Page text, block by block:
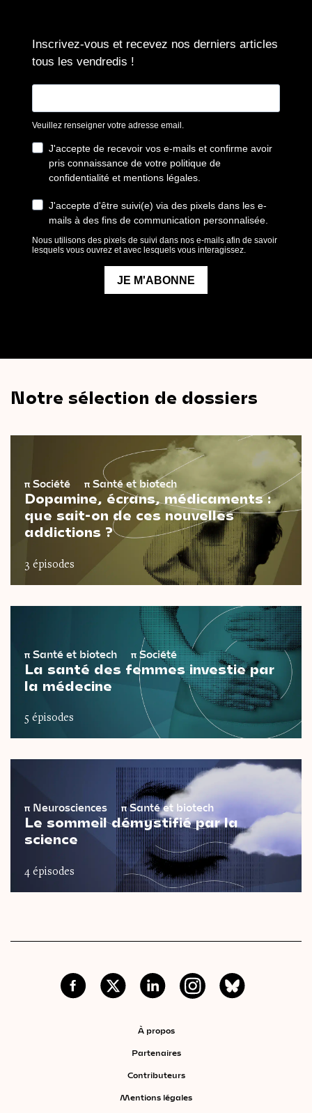
Notre sélection de dossiers
π Société π Santé et biotech
Dopamine, écrans, médicaments :
que sait-on de ces nouvelles
addictions ?
3 épisodes
π Santé et biotech π Société
La santé des femmes investie par
la médecine
5 épisodes
π Neurosciences πSanté et biotech
Le sommeil démystifié par la
science
4 épisodes
À propos
Partenaires
Contributeurs
Mentions légales